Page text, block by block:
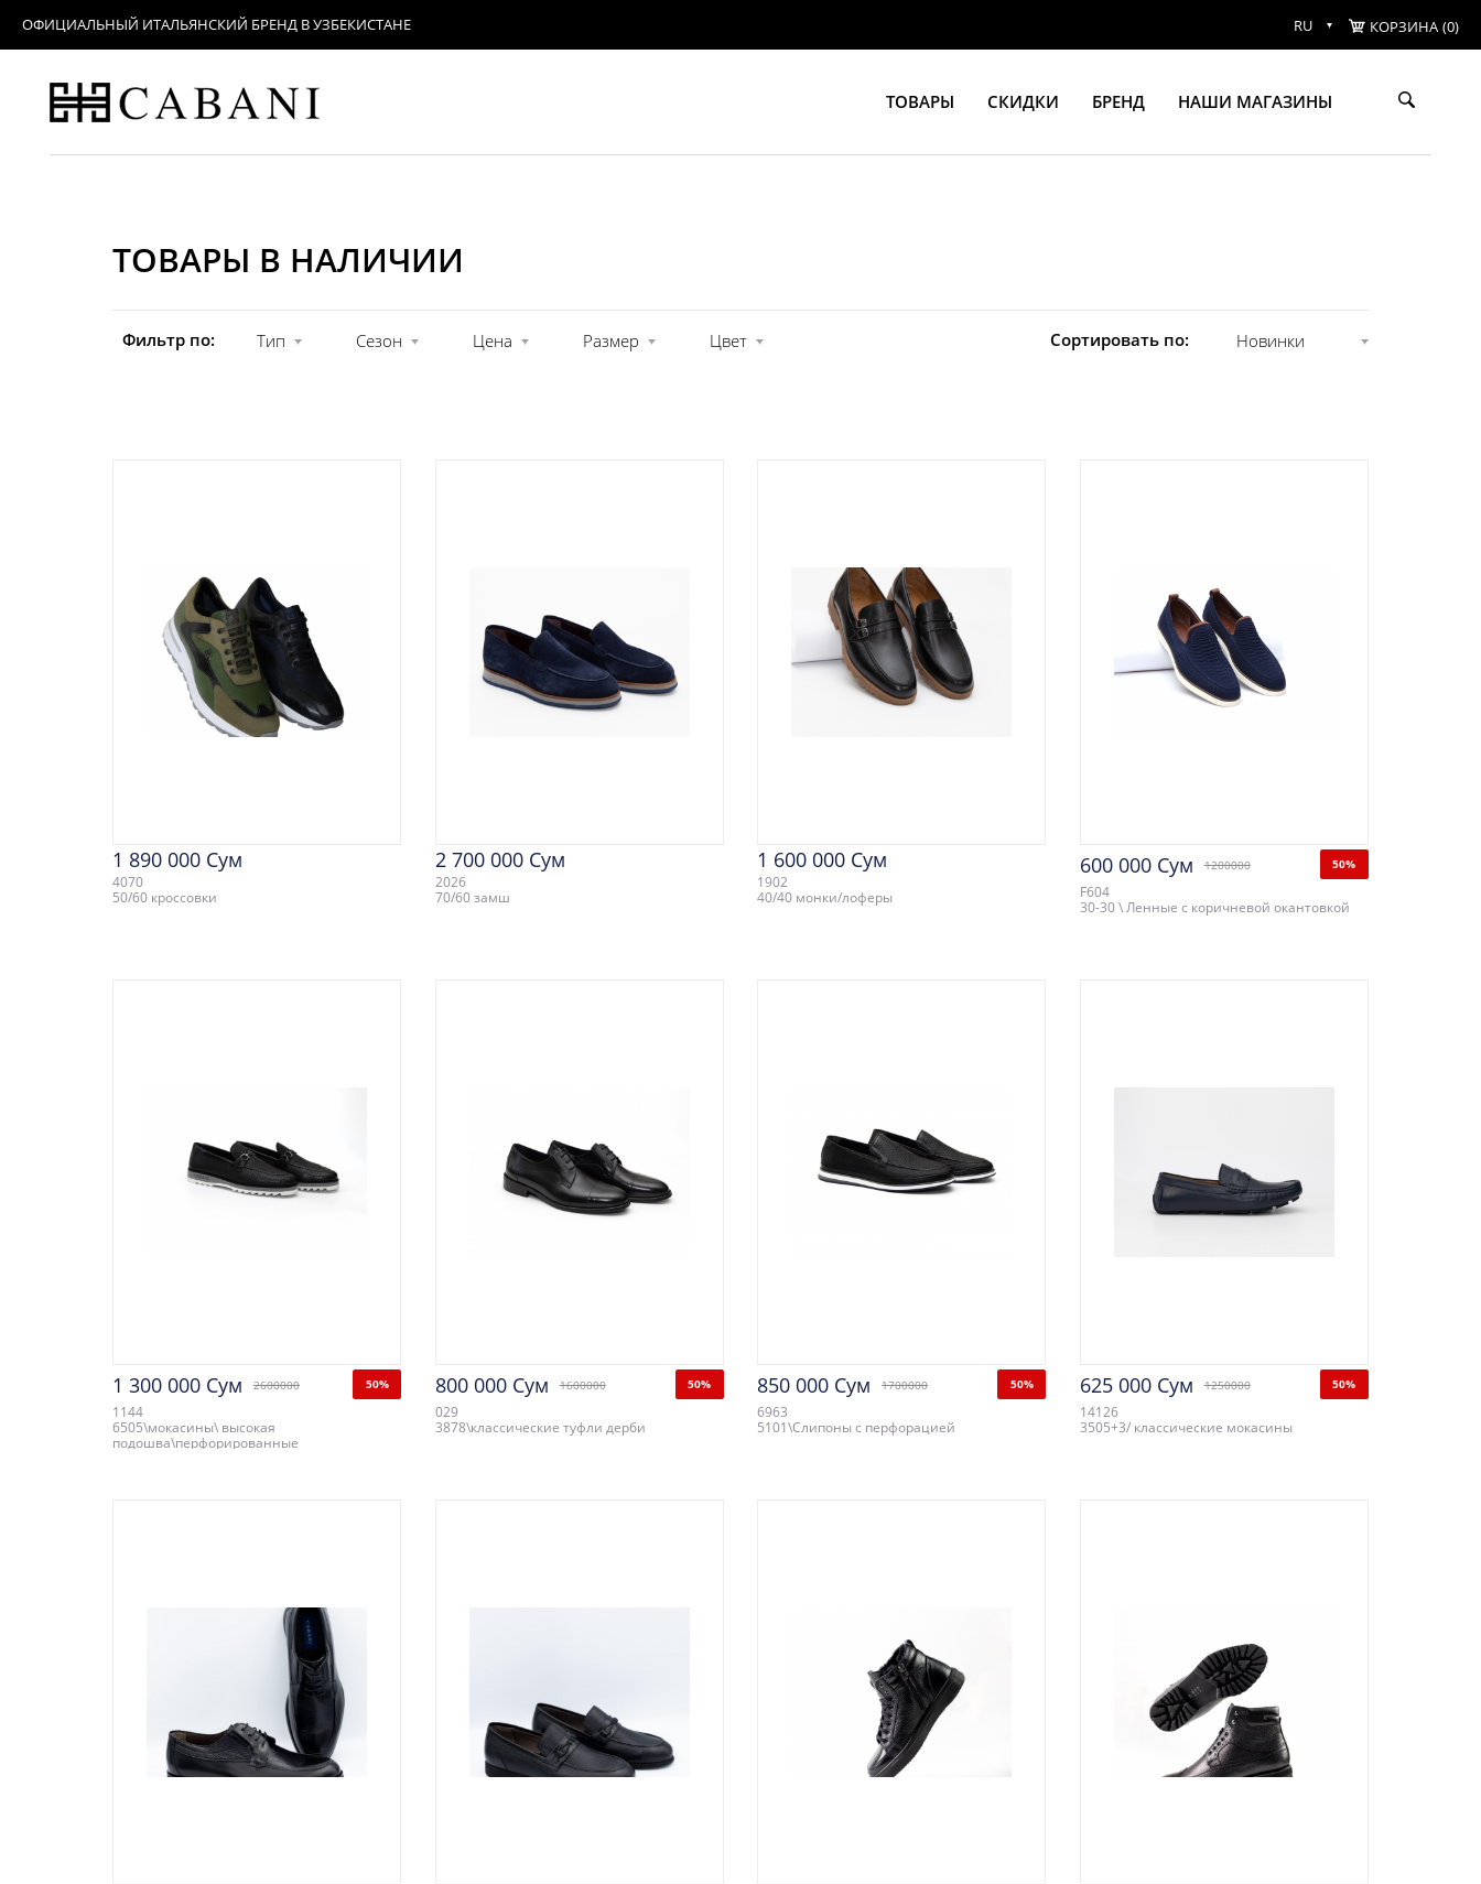
ОФИЦИАЛЬНЫЙ ИТАЛЬЯНСКИЙ БРЕНД В УЗБЕКИСТАНЕ RU КОРЗИНА (0)
ТОВАРЫ СКИДКИ БРЕНД НАШИ МАГАЗИНЫ
ТОВАРЫ В НАЛИЧИИ
Фильтр по: Тип Сезон Цена Размер Цвет Сортировать по: Новинки
1 890 000 Сум
4070
50/60 кроссовки
2 700 000 Сум
2026
70/60 замш
1 600 000 Сум
1902
40/40 монки/лоферы
600 000 Сум 1200000 50%
F604
30-30 \ Ленные с коричневой окантовкой
1 300 000 Сум 2600000 50%
1144
6505\мокасины\ высокая
подошва\перфорированные
800 000 Сум 1600000 50%
029
3878\классические туфли дерби
850 000 Сум 1700000 50%
6963
5101\Слипоны с перфорацией
625 000 Сум 1250000 50%
14126
3505+3/ классические мокасины